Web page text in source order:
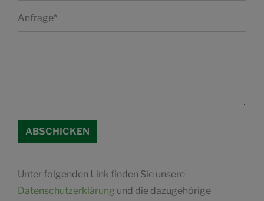
Anfrage*
Unter folgenden Link finden Sie unsere
Datenschutzerklärung und die dazugehörige